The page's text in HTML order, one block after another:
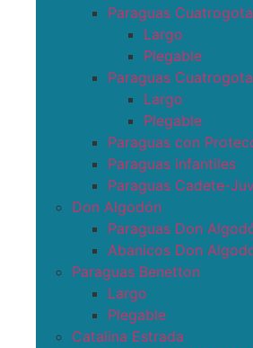
Paraguas
Largo
Plegable
Paraguas
Largo
Plegable
Paraguas con
Paraguas infantiles
Paraguas Cadete-
Don Algodón
Paraguas Don
Abanicos Don
Paraguas Benetton
Largo
Plegable
Catalina Estrada